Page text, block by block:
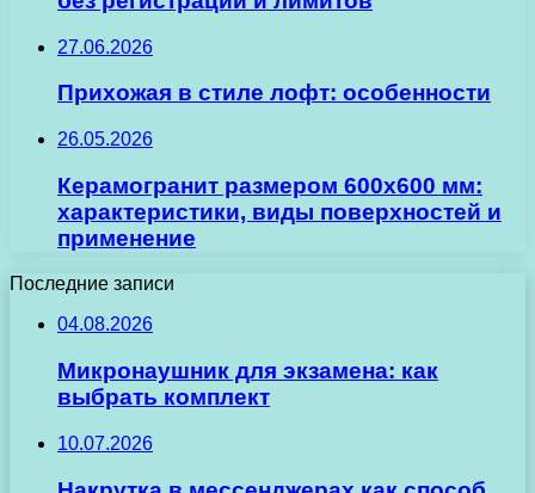
27.06.2026
Прихожая в стиле лофт: особенности
26.05.2026
Керамогранит размером 600х600 мм:
характеристики, виды поверхностей и
применение
Последние записи
04.08.2026
Микронаушник для экзамена: как
выбрать комплект
10.07.2026